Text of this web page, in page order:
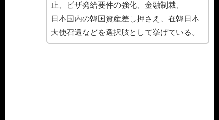
止、ビザ発給要件の強化、金融制裁、
日本国内の韓国資産差し押さえ、在韓日本
大使召還などを選択肢として挙げている。